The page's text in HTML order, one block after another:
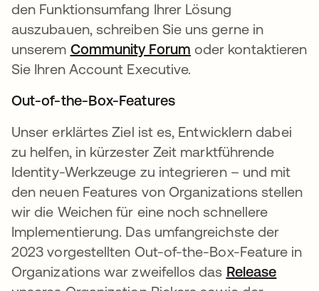
den Funktionsumfang Ihrer Lösung
auszubauen, schreiben Sie uns gerne in
unserem Community Forum wird in einer
oder kontaktieren
Sie Ihren Account Executive.
Out-of-the-Box-Features
Unser erklärtes Ziel ist es, Entwicklern dabei
zu helfen, in kürzester Zeit marktführende
Identity-Werkzeuge zu integrieren – und mit
den neuen Features von Organizations stellen
wir die Weichen für eine noch schnellere
Implementierung. Das umfangreichste der
2023 vorgestellten Out-of-the-Box-Feature in
Organizations war zweifellos das Release